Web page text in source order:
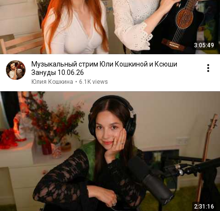
3:05:49
Музыкальный стрим Юли Кошкиной и Ксюши
Зануды 10.06.26
Юлия Кошкина • 6.1K views
2:31:16